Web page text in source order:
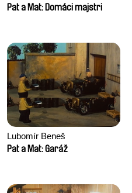
Pat a Mat: Domáci majstri
Lubomír Beneš
Pat a Mat: Garáž